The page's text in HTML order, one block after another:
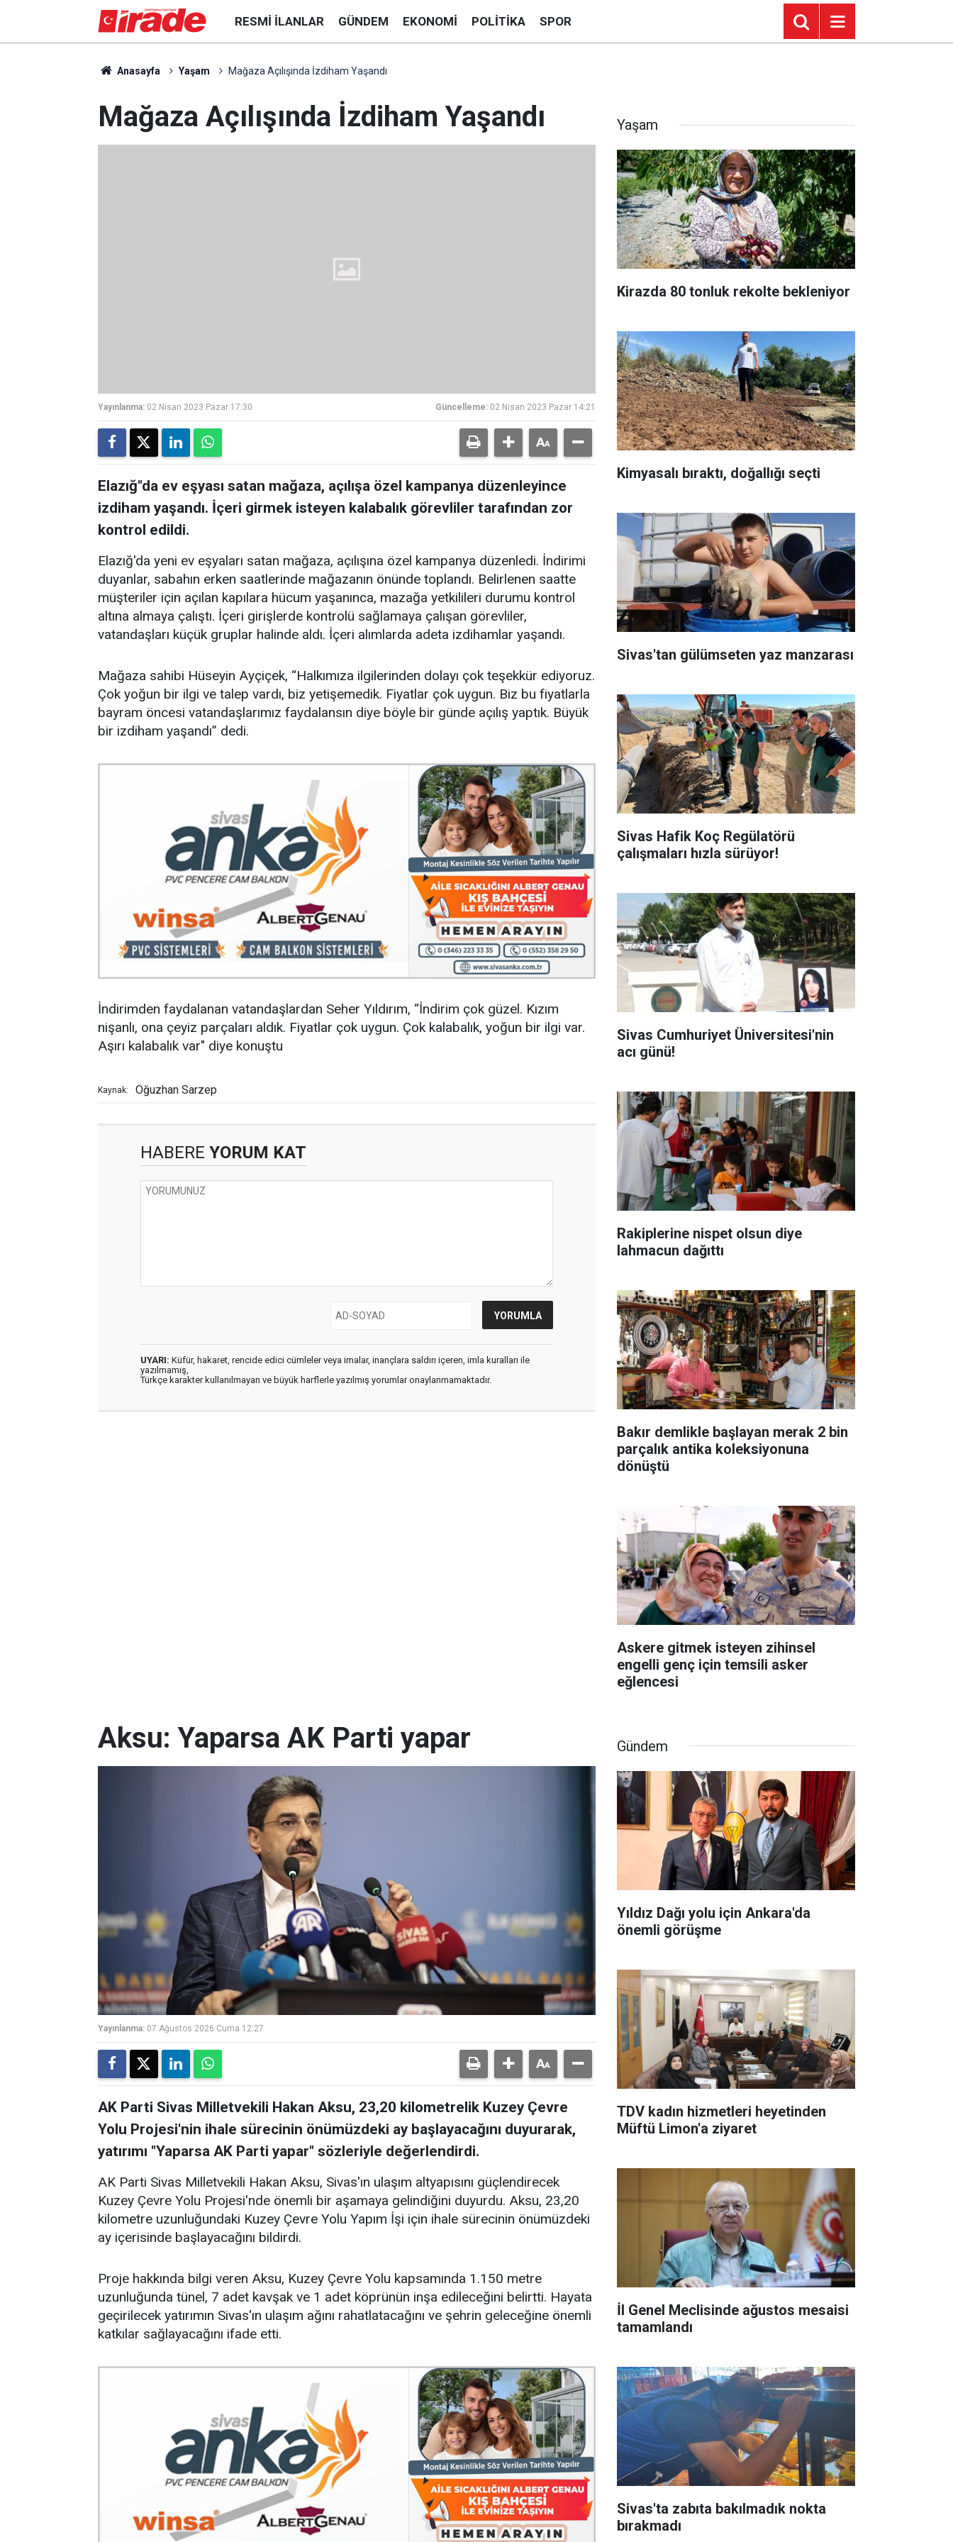
RESMI İLANLAR GÜNDEM EKONOMI POLITIKA SPOR
Anasayfa Yaşam Mağaza Açılışında İzdiham Yaşandı
Mağaza Açılışında İzdiham Yaşandı
Yayınlanma: 02 Nisan 2023 Pazar 17:30 Güncelleme: 02 Nisan 2023 Pazar 14:21
Elazığ"da ev eşyası satan mağaza, açılışa özel kampanya düzenleyince
izdiham yaşandı. İçeri girmek isteyen kalabalık görevliler tarafından zor
kontrol edildi.
Elazığ'da yeni ev eşyaları satan mağaza, açılışına özel kampanya düzenledi. İndirimi
duyanlar, sabahın erken saatlerinde mağazanın önünde toplandı. Belirlenen saatte
müşteriler için açılan kapılara hücum yaşanınca, mazağa yetkilileri durumu kontrol
altına almaya çalıştı. İçeri girişlerde kontrolü sağlamaya çalışan görevliler,
vatandaşları küçük gruplar halinde aldı. İçeri alımlarda adeta izdihamlar yaşandı.
Mağaza sahibi Hüseyin Ayçiçek, “Halkımıza ilgilerinden dolayı çok teşekkür ediyoruz.
Çok yoğun bir ilgi ve talep vardı, biz yetişemedik. Fiyatlar çok uygun. Biz bu fiyatlarla
bayram öncesi vatandaşlarımız faydalansın diye böyle bir günde açılış yaptık. Büyük
bir izdiham yaşandı” dedi.
İndirimden faydalanan vatandaşlardan Seher Yıldırım, “İndirim çok güzel. Kızım
nişanlı, ona çeyiz parçaları aldık. Fiyatlar çok uygun. Çok kalabalık, yoğun bir ilgi var.
Aşırı kalabalık var" diye konuştu
Kaynak: Oğuzhan Sarzep
HABERE YORUM KAT
UYARI: Küfür, hakaret, rencide edici cümleler veya imalar, inançlara saldırı içeren, imla kuralları ile
yazılmamış,
Türkçe karakter kullanılmayan ve büyük harflerle yazılmış yorumlar onaylanmamaktadır.
Yaşam
Kirazda 80 tonluk rekolte bekleniyor
Kimyasalı bıraktı, doğallığı seçti
Sivas'tan gülümseten yaz manzarası
Sivas Hafik Koç Regülatörü
çalışmaları hızla sürüyor!
Sivas Cumhuriyet Üniversitesi'nin
acı günü!
Rakiplerine nispet olsun diye
lahmacun dağıttı
Bakır demlikle başlayan merak 2 bin
parçalık antika koleksiyonuna
dönüştü
Askere gitmek isteyen zihinsel
engelli genç için temsili asker
eğlencesi
Aksu: Yaparsa AK Parti yapar
Yayınlanma: 07 Ağustos 2026 Cuma 12:27
AK Parti Sivas Milletvekili Hakan Aksu, 23,20 kilometrelik Kuzey Çevre
Yolu Projesi'nin ihale sürecinin önümüzdeki ay başlayacağını duyurarak,
yatırımı "Yaparsa AK Parti yapar" sözleriyle değerlendirdi.
AK Parti Sivas Milletvekili Hakan Aksu, Sivas'ın ulaşım altyapısını güçlendirecek
Kuzey Çevre Yolu Projesi'nde önemli bir aşamaya gelindiğini duyurdu. Aksu, 23,20
kilometre uzunluğundaki Kuzey Çevre Yolu Yapım İşi için ihale sürecinin önümüzdeki
ay içerisinde başlayacağını bildirdi.
Proje hakkında bilgi veren Aksu, Kuzey Çevre Yolu kapsamında 1.150 metre
uzunluğunda tünel, 7 adet kavşak ve 1 adet köprünün inşa edileceğini belirtti. Hayata
geçirilecek yatırımın Sivas'ın ulaşım ağını rahatlatacağını ve şehrin geleceğine önemli
katkılar sağlayacağını ifade etti.
Gündem
Yıldız Dağı yolu için Ankara'da
önemli görüşme
TDV kadın hizmetleri heyetinden
Müftü Limon'a ziyaret
İl Genel Meclisinde ağustos mesaisi
tamamlandı
Sivas'ta zabıta bakılmadık nokta
bırakmadı